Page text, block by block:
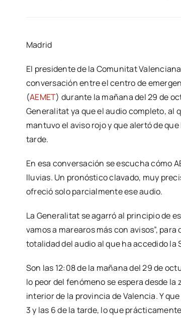
Madrid
El presidente de la Comunitat
conversación entre el centro de
(AEMET) durante la mañana del 29 de
Generalitat ya que el audio completo, al
mantuvo el aviso rojo y que alertó de
tarde.
En esa conversación se escucha cómo
lluvias. Un pronóstico clavado, muy
ofreció solo parcialmente ese audio.
La Generalitat se agarró al principio de
vamos a marearos más con avisos”,
totalidad del audio al que ha accedido la
Son las 12:08 de la mañana del 29 de
lo peor del fenómeno se espera desde
interior de la provincia de Valencia. Y
3 y las 6 de la tarde, lo que